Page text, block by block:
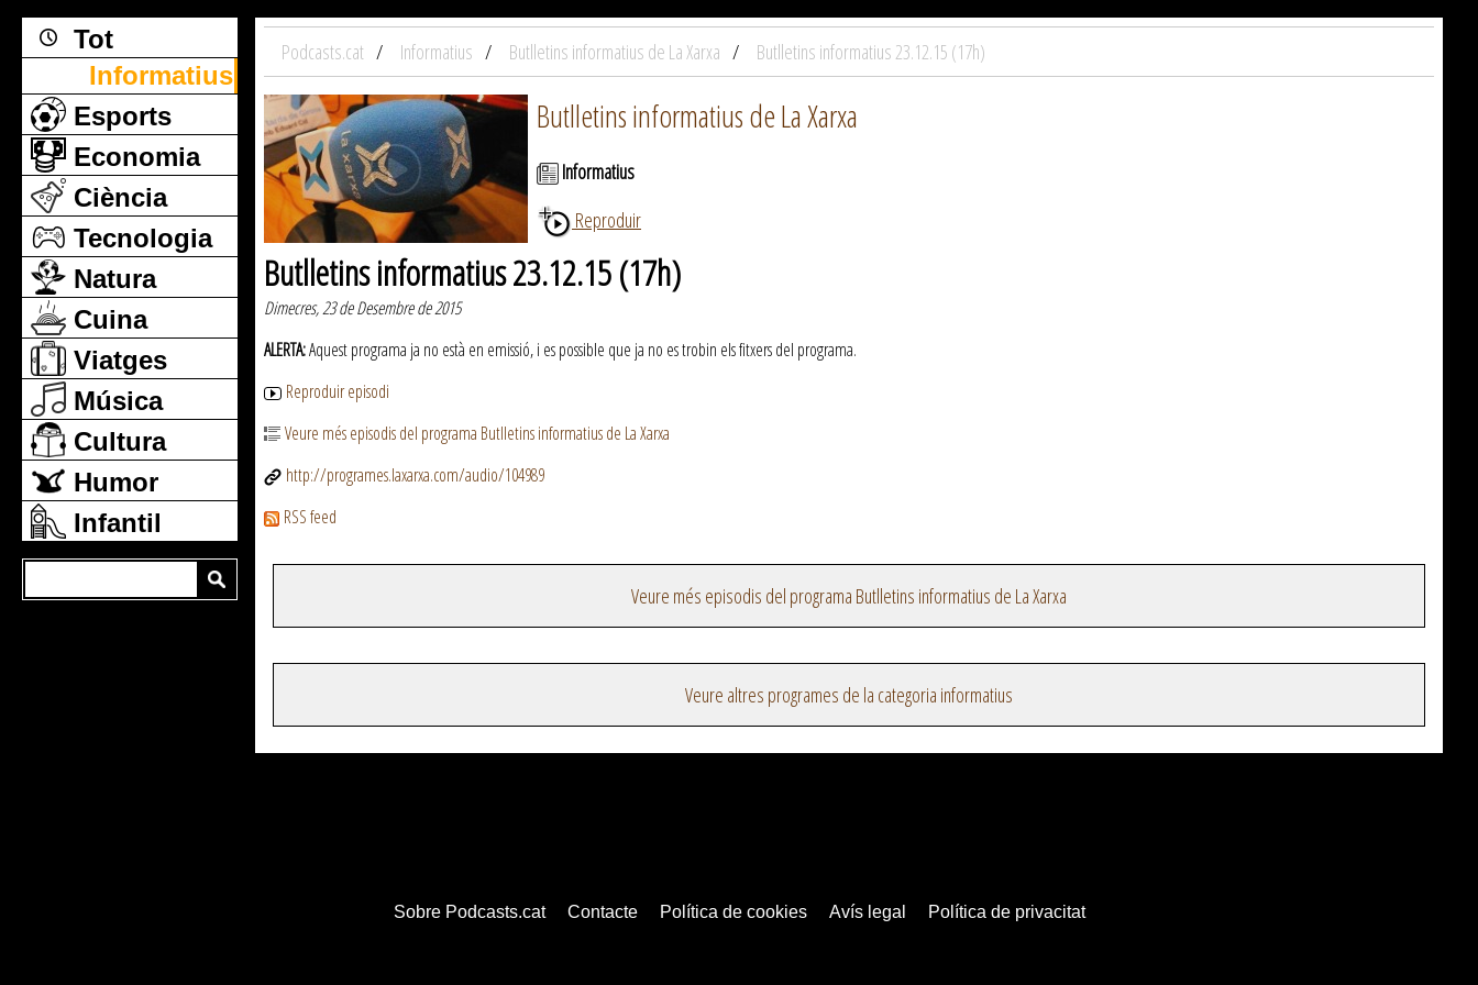
Tot
Informatius
Esports
Economia
Ciència
Tecnologia
Natura
Cuina
Viatges
Música
Cultura
Humor
Infantil
Podcasts.cat Informatius Butlletins informatius de La Xarxa Butlletins informatius 23.12.15 (17h)
Butlletins informatius de La Xarxa
Informatius
Reproduir
Butlletins informatius 23.12.15 (17h)
Dimecres, 23 de Desembre de 2015
ALERTA:Aquest programa ja no està en emissió, i es possible que ja no es trobin els fitxers del programa.
Reproduir episodi
Veure més episodis del programa Butlletins informatius de La Xarxa
http://programes.laxarxa.com/audio/104989
RSS feed
Veure més episodis del programa Butlletins informatius de La Xarxa
Veure altres programes de la categoria informatius
Sobre Podcasts.cat Contacte Política de cookies Avís legal Política de privacitat